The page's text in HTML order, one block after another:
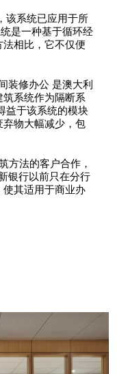
系统已应用于所
是一种基于循环经
相比，它不仅便
装修办公 是澳大利
系统作为隔断系
益于该系统的模块
物大幅减少，包
法的客户合作，
银行以前只在分行
其适用于商业办